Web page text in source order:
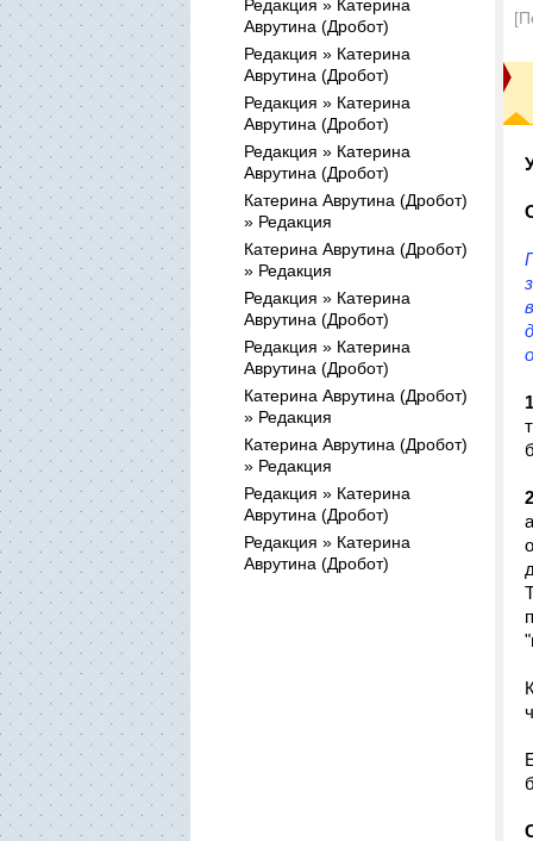
Редакция » Катерина
Аврутина (Дробот)
Редакция » Катерина
Аврутина (Дробот)
Редакция » Катерина
Аврутина (Дробот)
Редакция » Катерина
Аврутина (Дробот)
Катерина Аврутина (Дробот)
» Редакция
Катерина Аврутина (Дробот)
» Редакция
Редакция » Катерина
Аврутина (Дробот)
Редакция » Катерина
Аврутина (Дробот)
Катерина Аврутина (Дробот)
» Редакция
Катерина Аврутина (Дробот)
» Редакция
Редакция » Катерина
Аврутина (Дробот)
Редакция » Катерина
Аврутина (Дробот)